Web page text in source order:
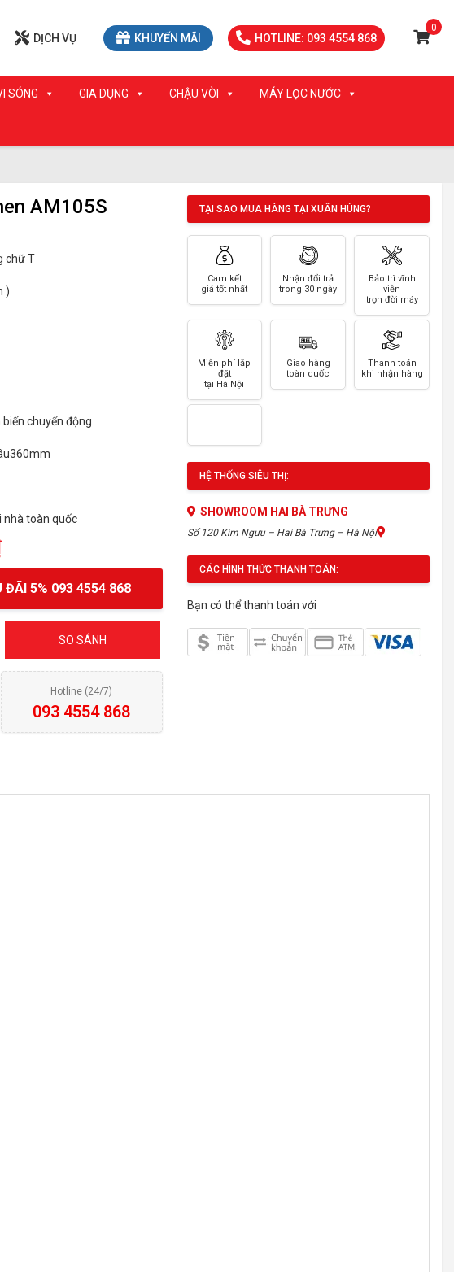
DỊCH VỤ KHUYẾN MÃI HOTLINE: 093 4554 868
0
SÓNG GIA DỤNG CHẬU VÒI MÁY LỌC NƯỚC
AM105S
chữ T
)
chuyển động
nhà toàn quốc
ĐÃI 5% 093 4554 868
SO SÁNH
Hotline (24/7)
093 4554 868
TẠI SAO MUA HÀNG TẠI XUÂN HÙNG?
Cam kết
giá tốt nhất
Nhận đổi trả
trong 30 ngày
Bảo trì vĩnh
viễn
trọn đời máy
Miễn phí lắp
đặt
tại Hà Nội
Giao hàng
toàn quốc
Thanh toán
khi nhận hàng
HỆ THỐNG SIÊU THỊ:
SHOWROOM HAI BÀ TRƯNG
Số 120 Kim Ngưu – Hai Bà Trưng – Hà Nội
CÁC HÌNH THỨC THANH TOÁN:
Bạn có thể thanh toán với